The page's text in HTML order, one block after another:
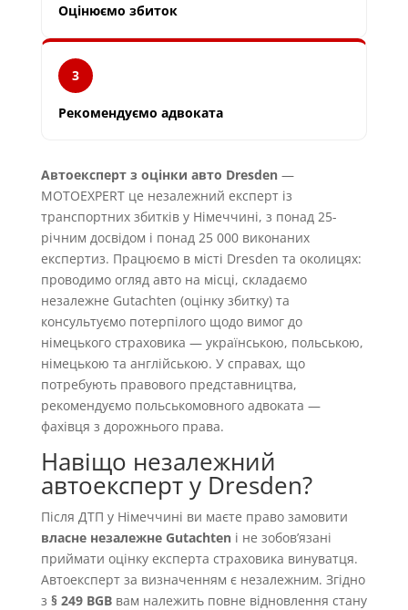
Оцінюємо збиток
3
Рекомендуємо адвоката
Автоексперт з оцінки авто Dresden—
MOTOEXPERT це незалежний експерт із
транспортних збитків у Німеччині, з понад 25-
річним досвідом і понад 25 000 виконаних
експертиз. Працюємо в місті Dresden та околицях:
проводимо огляд авто на місці, складаємо
незалежне Gutachten (оцінку збитку) та
консультуємо потерпілого щодо вимог до
німецького страховика — українською, польською,
німецькою та англійською. У справах, що
потребують правового представництва,
рекомендуємо польськомовного адвоката —
фахівця з дорожнього права.
Навіщо незалежний
автоексперт у Dresden?
Після ДТП у Німеччині ви маєте право замовити
власне незалежне Gutachtenі не зобовʼязані
приймати оцінку експерта страховика винуватця.
Автоексперт за визначенням є незалежним. Згідно
з § 249 BGBвам належить повне відновлення стану